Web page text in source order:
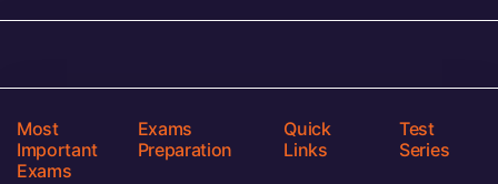
Most
Important
Exams
Exams
Preparation
Quick
Links
Test
Series